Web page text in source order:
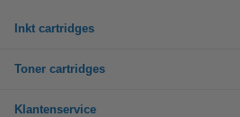
Inkt cartridges
Toner cartridges
Klantenservice